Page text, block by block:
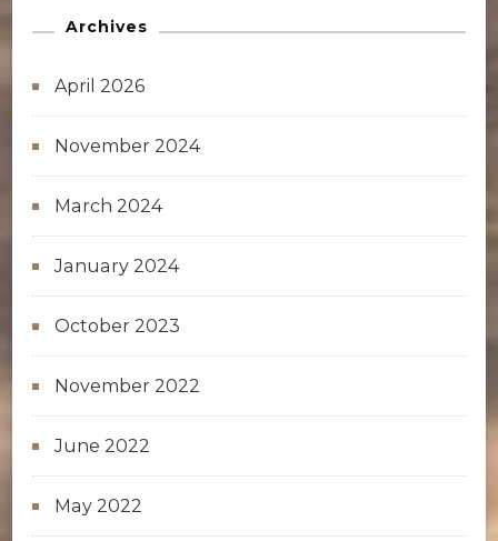
Archives
April 2026
November 2024
March 2024
January 2024
October 2023
November 2022
June 2022
May 2022